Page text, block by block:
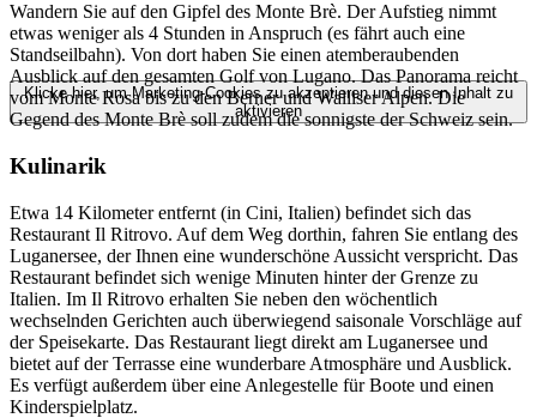
Klicke hier, um Marketing-Cookies zu akzeptieren und diesen Inhalt zu
aktivieren
Wandern Sie auf den Gipfel des Monte Brè. Der Aufstieg nimmt
etwas weniger als 4 Stunden in Anspruch (es fährt auch eine
Standseilbahn). Von dort haben Sie einen atemberaubenden
Ausblick auf den gesamten Golf von Lugano. Das Panorama reicht
vom Monte Rosa bis zu den Berner und Walliser Alpen. Die
Gegend des Monte Brè soll zudem die sonnigste der Schweiz sein.
Kulinarik
Etwa 14 Kilometer entfernt (in Cini, Italien) befindet sich das
Restaurant Il Ritrovo. Auf dem Weg dorthin, fahren Sie entlang des
Luganersee, der Ihnen eine wunderschöne Aussicht verspricht. Das
Restaurant befindet sich wenige Minuten hinter der Grenze zu
Italien. Im Il Ritrovo erhalten Sie neben den wöchentlich
wechselnden Gerichten auch überwiegend saisonale Vorschläge auf
der Speisekarte. Das Restaurant liegt direkt am Luganersee und
bietet auf der Terrasse eine wunderbare Atmosphäre und Ausblick.
Es verfügt außerdem über eine Anlegestelle für Boote und einen
Kinderspielplatz.